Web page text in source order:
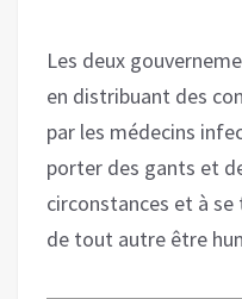
Les deux
en distribuant des
par les médecins
porter des gants et
circonstances et à
de tout autre être